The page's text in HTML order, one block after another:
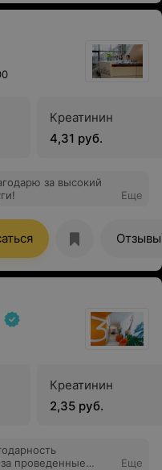
Креатинин
4,31 руб.
за высокий
Еще
Отзывы
Креатинин
2,35 руб.
проведенные
Еще